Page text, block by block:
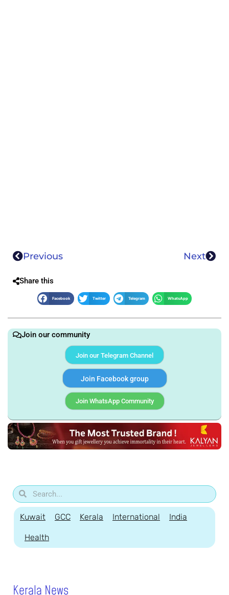
Previous Next
Share this
Facebook Twitter Telegram WhatsApp
Join our community
Join our Telegram Channel
Join Facebook group
Join WhatsApp Community
Kuwait GCC Kerala International India
Health
Kerala News